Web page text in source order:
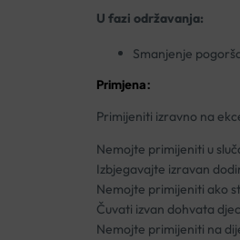
U fazi održavanja:
Smanjenje
Primjena:
Primijeniti izravno na
Nemojte primijeniti u
Izbjegavajte izravan
Nemojte primijeniti ako
Čuvati izvan dohvata
Nemojte primijeniti na